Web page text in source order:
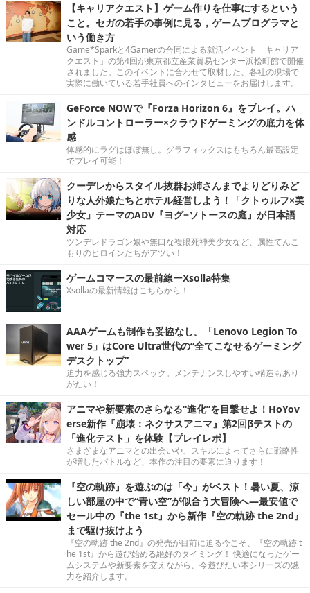
【キャリアクエスト】ゲーム作りを仕事にするという
こと。セガの若手の事例に見る，ゲームプログラマと
いう働き方
Game*Sparkと4Gamerの合同による就活イベント「キャリア
クエスト」の第4回が東京都立産業貿易センター浜松町館で開催
されました。このイベントに合わせて取材した、各社の現場で
実際に働いている若手社員へのインタビューをお届けします。
GeForce NOWで『Forza Horizon 6』をプレイ。ハ
ンドルコントローラー×クラウドゲーミングの底力を体
感
体感的にラグはほぼ無し。グラフィックスはもちろん最高設定
でプレイ可能！
クーデレからスタイル抜群お姉さんまでよりどりみど
りな人外娘たちとホテル経営しよう！「クトゥルフ×美
少女」テーマのADV『ヨグ=ソトースの庭』が日本語
対応
ツンデレドラゴン娘や無口な複眼死神美少女など、属性てんこ
もりのヒロインたちがアツい！
ゲームコマースの最前線ーXsolla特集
Xsollaの最新情報はこちらから！
AAAゲームも制作も妥協なし。「Lenovo Legion To
wer 5」はCore Ultra世代の“全てこなせるゲーミング
デスクトップ”
迫力を感じる強力スペック。メンテナンスしやすい構造もあり
がたい！
アニマや新要素のさらなる“進化”を目撃せよ！HoYov
erse新作『崩壊：ネクサスアニマ』第2回βテストの
「進化テスト」を体験【プレイレポ】
さまざまなアニマとの出会いや、スキルによってさらに戦略性
が増したバトルなど、本作の注目の要素に迫ります！
『空の軌跡』を遊ぶのは「今」がベスト！暑い夏、涼
しい部屋の中で“青い空”が似合う大冒険へ―最安値で
セール中の『the 1st』から新作『空の軌跡 the 2nd』
まで駆け抜けよう
『空の軌跡 the 2nd』の発売が目前に迫る今こそ、『空の軌跡 t
he 1st』から遊び始める絶好のタイミング！ 快適になったゲー
ムシステムや新要素を交えながら、今遊びたい本シリーズの魅
力を紹介します。